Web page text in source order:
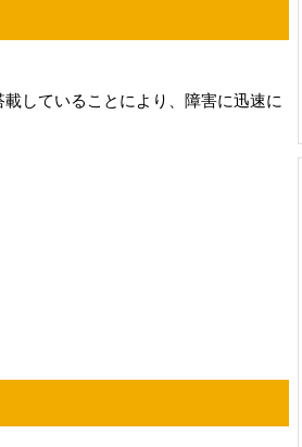
していることにより、障害に迅速に